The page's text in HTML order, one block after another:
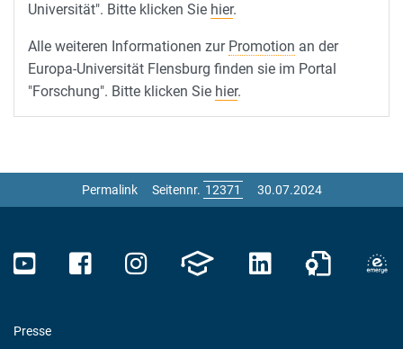
Universität". Bitte klicken Sie hier.
Alle weiteren Informationen zur Promotion an der
Europa-Universität Flensburg finden sie im Portal
"Forschung". Bitte klicken Sie hier.
Permalink Seitennr. 30.07.2024
Presse